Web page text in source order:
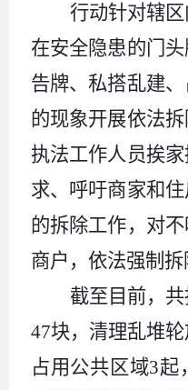
行动针对辖
在安全隐患的门
告牌、私搭乱建
的现象开展依法拆
执法工作人员挨
求、呼吁商家和
的拆除工作，对
商户，依法强制拆
截至目前，
47块，清理乱堆轮
占用公共区域3起